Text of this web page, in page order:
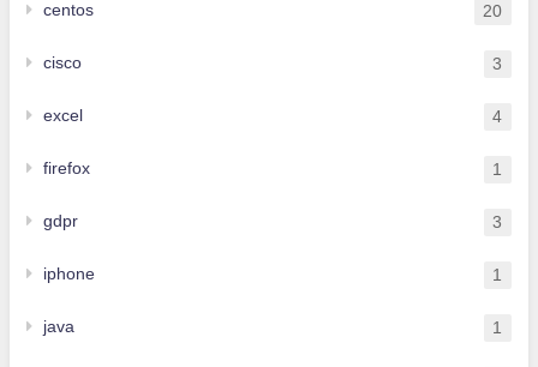
centos 20
cisco 3
excel 4
firefox 1
gdpr 3
iphone 1
java 1